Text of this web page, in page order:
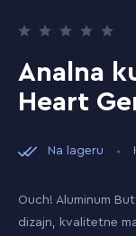
Analna
Heart
Na lageru
Ouch! Aluminum
dizajn, kvalitetne